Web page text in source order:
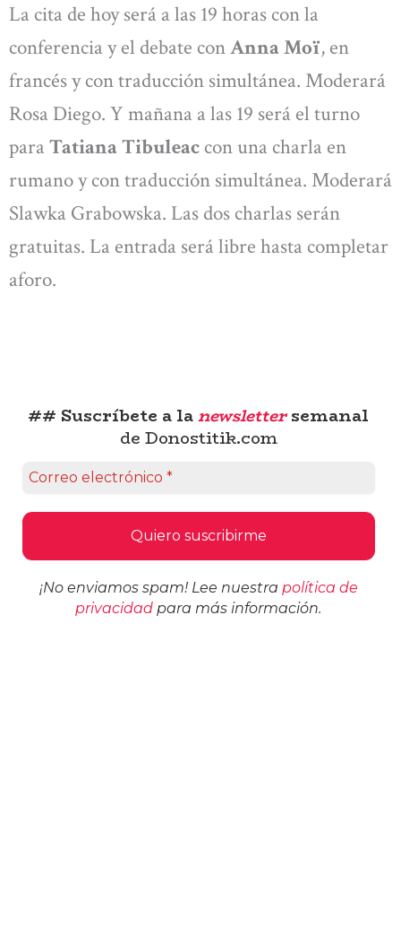
La cita de hoy será a las 19 horas con la
conferencia y el debate conAnna Moï, en
francés y con traducción simultánea. Moderará
Rosa Diego. Y mañana a las 19 será el turno
para Tatiana Tibuleac con una charla en
rumano y con traducción simultánea. Moderará
Slawka Grabowska. Las dos charlas serán
gratuitas. La entrada será libre hasta completar
aforo.
## Suscríbete a lanewslettersemanal
de Donostitik.com
¡No enviamos spam! Lee nuestra política de
privacidad para más información.